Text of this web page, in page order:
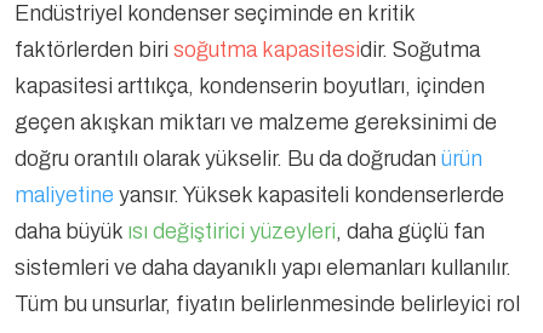
Endüstriyel kondenser seçiminde en kritik
faktörlerden biri soğutma kapasitesidir. Soğutma
kapasitesi arttıkça, kondenserin boyutları, içinden
geçen akışkan miktarı ve malzeme gereksinimi de
doğru orantılı olarak yükselir. Bu da doğrudan ürün
maliyetine yansır. Yüksek kapasiteli kondenserlerde
daha büyük ısı değiştirici yüzeyleri, daha güçlü fan
sistemleri ve daha dayanıklı yapı elemanları kullanılır.
Tüm bu unsurlar, fiyatın belirlenmesinde belirleyici rol